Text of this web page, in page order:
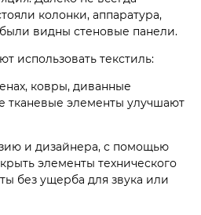
колонки, аппаратура,
видны стеновые панели.
использовать текстиль:
ковры, диванные
тканевые элементы улучшают
и дизайнера, с помощью
элементы технического
без ущерба для звука или